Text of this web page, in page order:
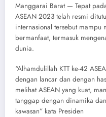
Manggarai Barat — Tepat
ASEAN 2023 telah resmi
internasional tersebut
bermanfaat, termasuk
dunia.
“Alhamdulillah KTT ke-42
dengan lancar dan dengan
melihat ASEAN yang kuat,
tanggap dengan dinamika
kawasan” kata Presiden